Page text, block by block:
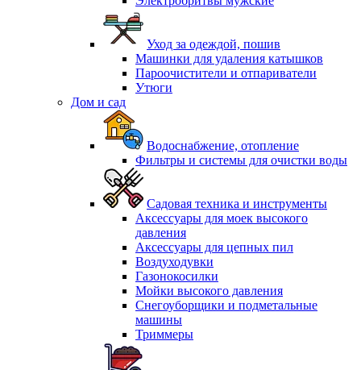
Уход за одеждой, пошив
Машинки для удаления катышков
Пароочистители и отпариватели
Утюги
Дом и сад
Водоснабжение, отопление
Фильтры и системы для очистки воды
Садовая техника и инструменты
Аксессуары для моек высокого
давления
Аксессуары для цепных пил
Воздуходувки
Газонокосилки
Мойки высокого давления
Снегоуборщики и подметальные
машины
Триммеры